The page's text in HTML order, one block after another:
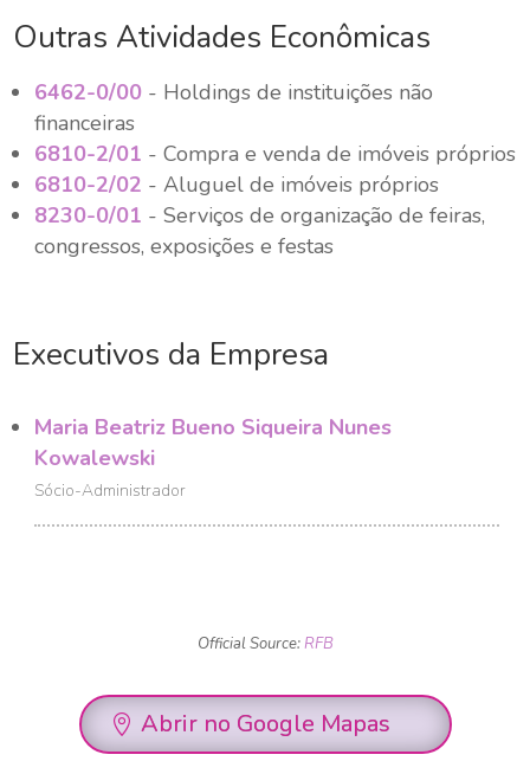
Outras Atividades Econômicas
6462-0/00 - Holdings de instituições não
financeiras
6810-2/01 - Compra e venda de imóveis próprios
6810-2/02 - Aluguel de imóveis próprios
8230-0/01 - Serviços de organização de feiras,
congressos, exposições e festas
Executivos da Empresa
Maria Beatriz Bueno Siqueira Nunes
Kowalewski
Sócio-Administrador
Official Source:RFB
Abrir no Google Mapas